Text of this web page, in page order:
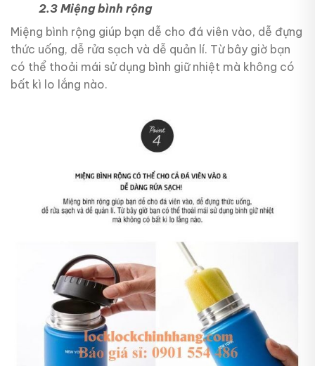
2.3 Miệng bình rộng
Miệng bình rộng giúp bạn dễ cho đá viên vào, dễ đựng
thức uống, dễ rửa sạch và dễ quản lí. Từ bây giờ bạn
có thể thoải mái sử dụng bình giữ nhiệt mà không có
bất kì lo lắng nào.